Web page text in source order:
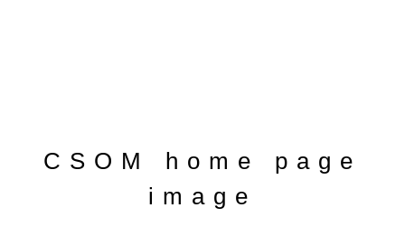
CSOM home page
image